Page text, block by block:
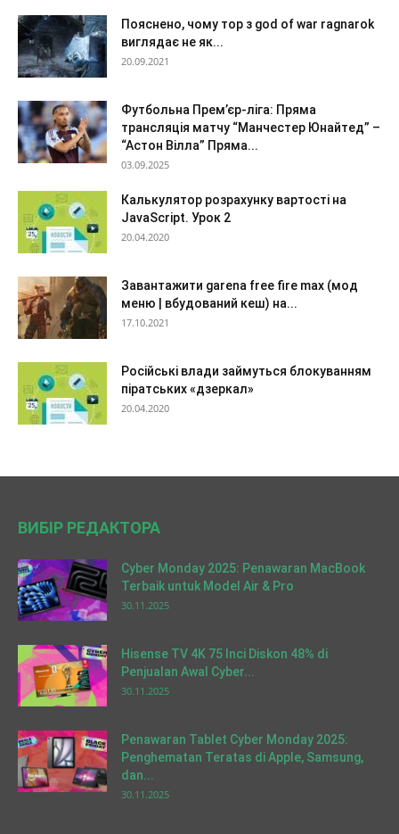
Пояснено, чому тор з god of war ragnarok
виглядає не як...
20.09.2021
Футбольна Прем’єр-ліга: Пряма
трансляція матчу “Манчестер Юнайтед” –
“Астон Вілла” Пряма...
03.09.2025
Калькулятор розрахунку вартості на
JavaScript. Урок 2
20.04.2020
Завантажити garena free fire max (мод
меню | вбудований кеш) на...
17.10.2021
Російські влади займуться блокуванням
піратських «дзеркал»
20.04.2020
ВИБІР РЕДАКТОРА
Cyber Monday 2025: Penawaran MacBook
Terbaik untuk Model Air & Pro
30.11.2025
Hisense TV 4K 75 Inci Diskon 48% di
Penjualan Awal Cyber...
30.11.2025
Penawaran Tablet Cyber Monday 2025:
Penghematan Teratas di Apple, Samsung,
dan...
30.11.2025